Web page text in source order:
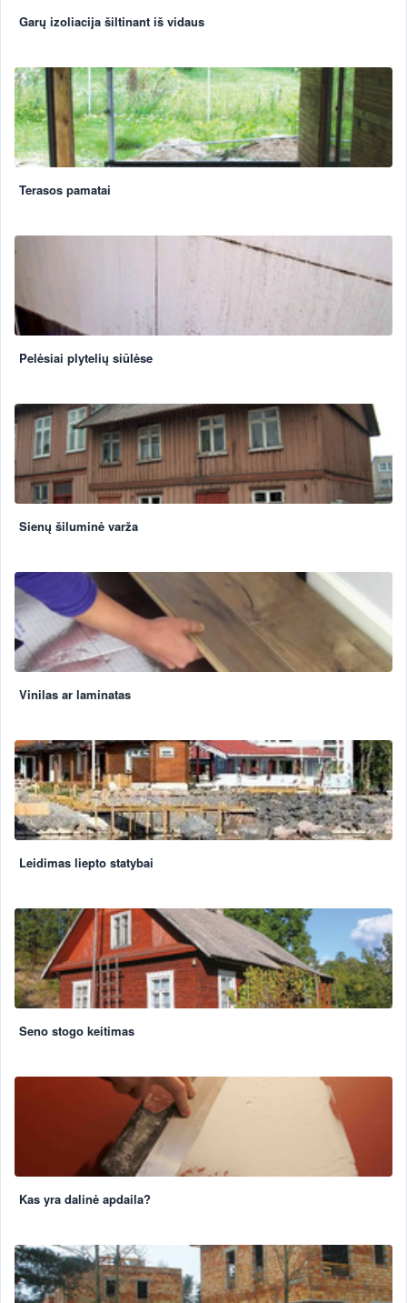
Garų izoliacija šiltinant iš vidaus
Terasos pamatai
Pelėsiai plytelių siūlėse
Sienų šiluminė varža
Vinilas ar laminatas
Leidimas liepto statybai
Seno stogo keitimas
Kas yra dalinė apdaila?